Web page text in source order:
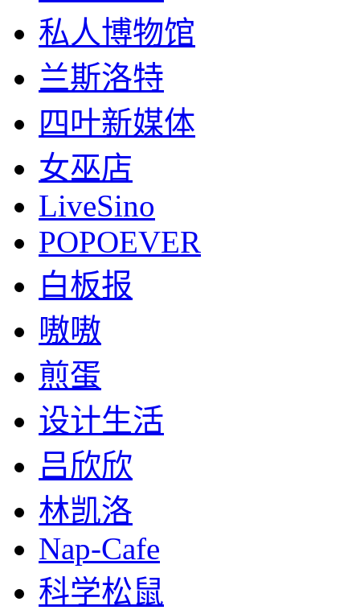
私人博物馆
兰斯洛特
四叶新媒体
女巫店
LiveSino
POPOEVER
白板报
嗷嗷
煎蛋
设计生活
吕欣欣
林凯洛
Nap-Cafe
科学松鼠